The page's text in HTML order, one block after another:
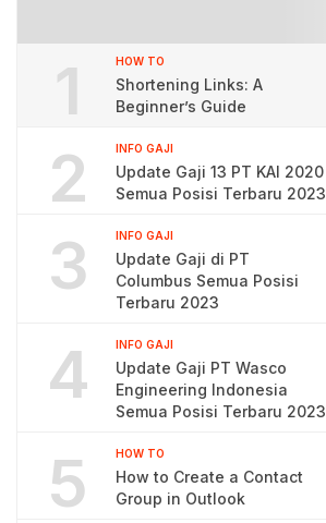
1 HOW TO
Shortening Links: A
Beginner’s Guide
2 INFO GAJI
Update Gaji 13 PT KAI 2020
Semua Posisi Terbaru 2023
3 INFO GAJI
Update Gaji di PT
Columbus Semua Posisi
Terbaru 2023
4 INFO GAJI
Update Gaji PT Wasco
Engineering Indonesia
Semua Posisi Terbaru 2023
5 HOW TO
How to Create a Contact
Group in Outlook